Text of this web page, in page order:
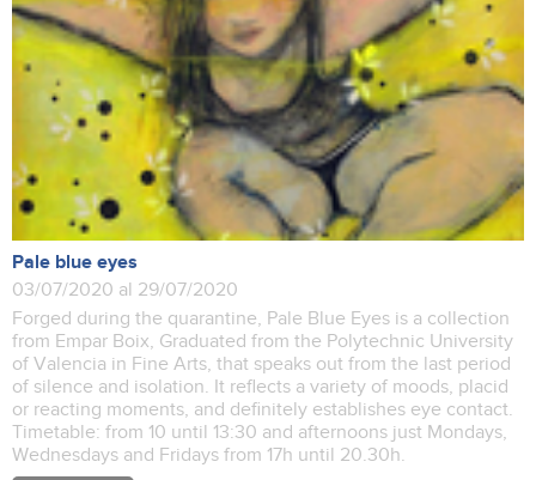
Pale blue eyes
03/07/2020 al 29/07/2020
Forged during the quarantine, Pale Blue Eyes is a collection
from Empar Boix, Graduated from the Polytechnic University
of Valencia in Fine Arts, that speaks out from the last period
of silence and isolation. It reflects a variety of moods, placid
or reacting moments, and definitely establishes eye contact.
Timetable: from 10 until 13:30 and afternoons just Mondays,
Wednesdays and Fridays from 17h until 20.30h.